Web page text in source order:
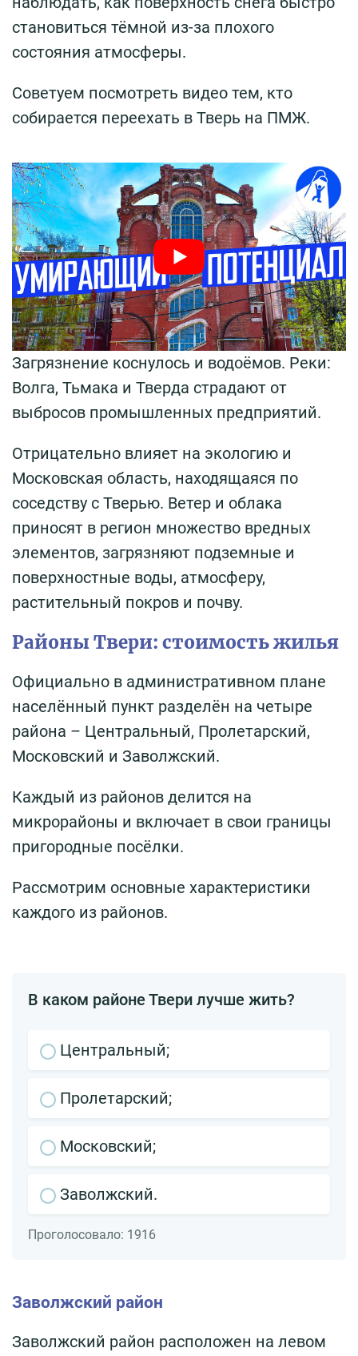
становиться тёмной из-за плохого
состояния атмосферы.
Советуем посмотреть видео тем, кто
собирается переехать в Тверь на ПМЖ.
Загрязнение коснулось и водоёмов. Реки:
Волга, Тьмака и Тверда страдают от
выбросов промышленных предприятий.
Отрицательно влияет на экологию и
Московская область, находящаяся по
соседству с Тверью. Ветер и облака
приносят в регион множество вредных
элементов, загрязняют подземные и
поверхностные воды, атмосферу,
растительный покров и почву.
Районы Твери: стоимость жилья
Официально в административном плане
населённый пункт разделён на четыре
района – Центральный, Пролетарский,
Московский и Заволжский.
Каждый из районов делится на
микрорайоны и включает в свои границы
пригородные посёлки.
Рассмотрим основные характеристики
каждого из районов.
В каком районе Твери лучше жить?
Центральный;
Пролетарский;
Московский;
Заволжский.
Проголосовало: 1916
Заволжский район
Заволжский район расположен на левом